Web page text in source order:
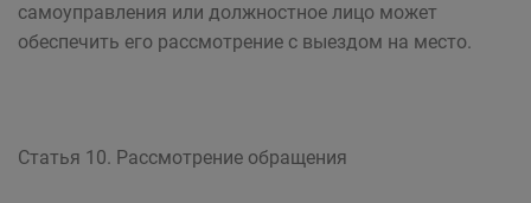
самоуправления или должностное лицо может
обеспечить его рассмотрение с выездом на место.
Статья 10. Рассмотрение обращения